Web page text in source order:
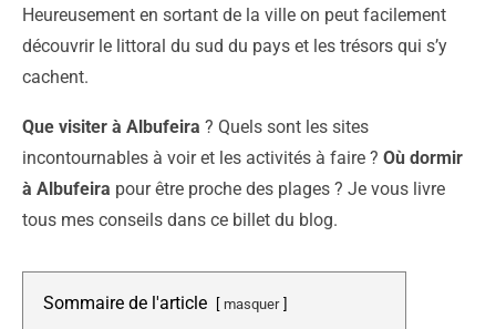
Heureusement en sortant de la ville on peut facilement
découvrir le littoral du sud du pays et les trésors qui s’y
cachent.
Que visiter à Albufeira ? Quels sont les sites
incontournables à voir et les activités à faire ? Où dormir
à Albufeira pour être proche des plages ? Je vous livre
tous mes conseils dans ce billet du blog.
Sommaire de l'article masquer